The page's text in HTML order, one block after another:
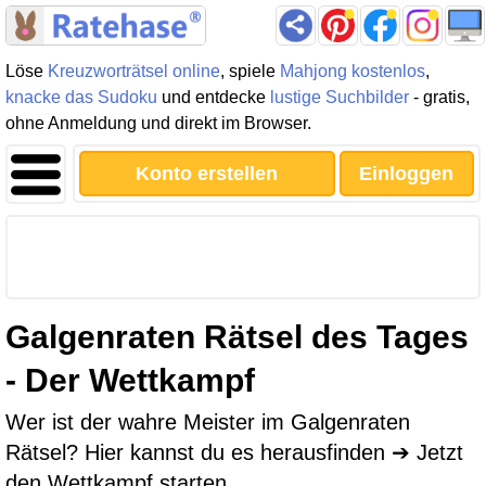
Löse Kreuzworträtsel online, spiele Mahjong kostenlos,
knacke das Sudoku und entdecke lustige Suchbilder - gratis,
ohne Anmeldung und direkt im Browser.
Konto erstellen Einloggen
Galgenraten Rätsel des Tages
- Der Wettkampf
Wer ist der wahre Meister im Galgenraten
Rätsel? Hier kannst du es herausfinden ➔ Jetzt